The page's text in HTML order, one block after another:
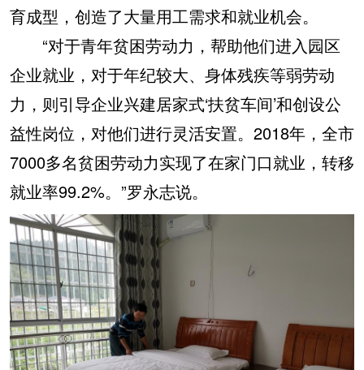
育成型，创造了大量用工需求和就业机会。
“对于青年贫困劳动力，帮助他们进入园区
企业就业，对于年纪较大、身体残疾等弱劳动
力，则引导企业兴建居家式‘扶贫车间’和创设公
益性岗位，对他们进行灵活安置。2018年，全市
7000多名贫困劳动力实现了在家门口就业，转移
就业率99.2%。”罗永志说。